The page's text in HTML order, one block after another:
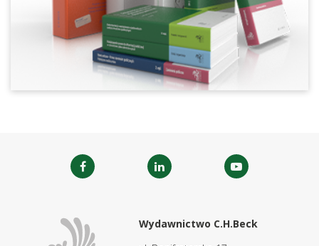
Wydawnictwo C.H.Beck